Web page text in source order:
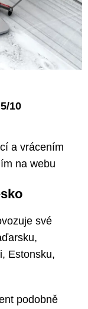
10
a vrácením
na webu
své
Estonsku,
podobně